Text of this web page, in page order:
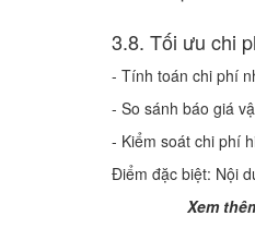
3.8. Tối ưu chi
- Tính toán chi phí
- So sánh báo giá
- Kiểm soát chi phí
Điểm đặc biệt: Nội
Xem